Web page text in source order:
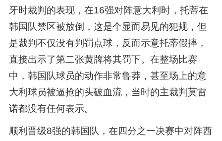
牙时裁判的表现，在16强对阵意大利时，托蒂在
韩国队禁区被放倒，这是个显而易见的犯规，但
是裁判不仅没有判罚点球，反而示意托蒂假摔，
直接出示了第二张黄牌将其罚下。在整场比赛
中，韩国队球员的动作非常鲁莽，甚至场上的意
大利球员被逼抢的头破血流，当时的主裁判莫雷
诺都没有任何表示。
顺利晋级8强的韩国队，在四分之一决赛中对阵西